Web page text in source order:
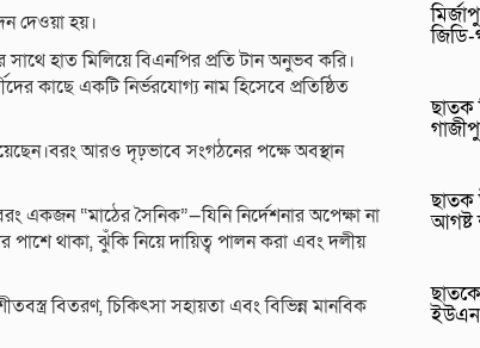
দেওয়া হয়।
হাত মিলিয়ে বিএনপির প্রতি টান অনুভব করি।
কাছে একটি নির্ভরযোগ্য নাম হিসেবে প্রতিষ্ঠিত
আরও দৃঢ়ভাবে সংগঠনের পক্ষে অবস্থান
“মাঠের সৈনিক”—যিনি নির্দেশনার অপেক্ষা না
থাকা, ঝুঁকি নিয়ে দায়িত্ব পালন করা এবং দলীয়
বিতরণ, চিকিৎসা সহায়তা এবং বিভিন্ন মানবিক
ছাতক
ছাতক
আগষ্ট